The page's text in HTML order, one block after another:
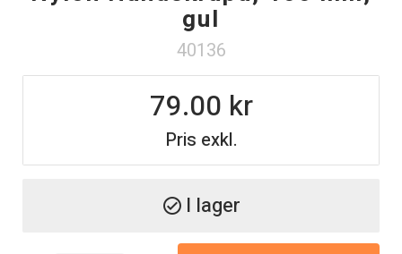
gul
40136
Pris exkl.
79.00
check_circle I lager